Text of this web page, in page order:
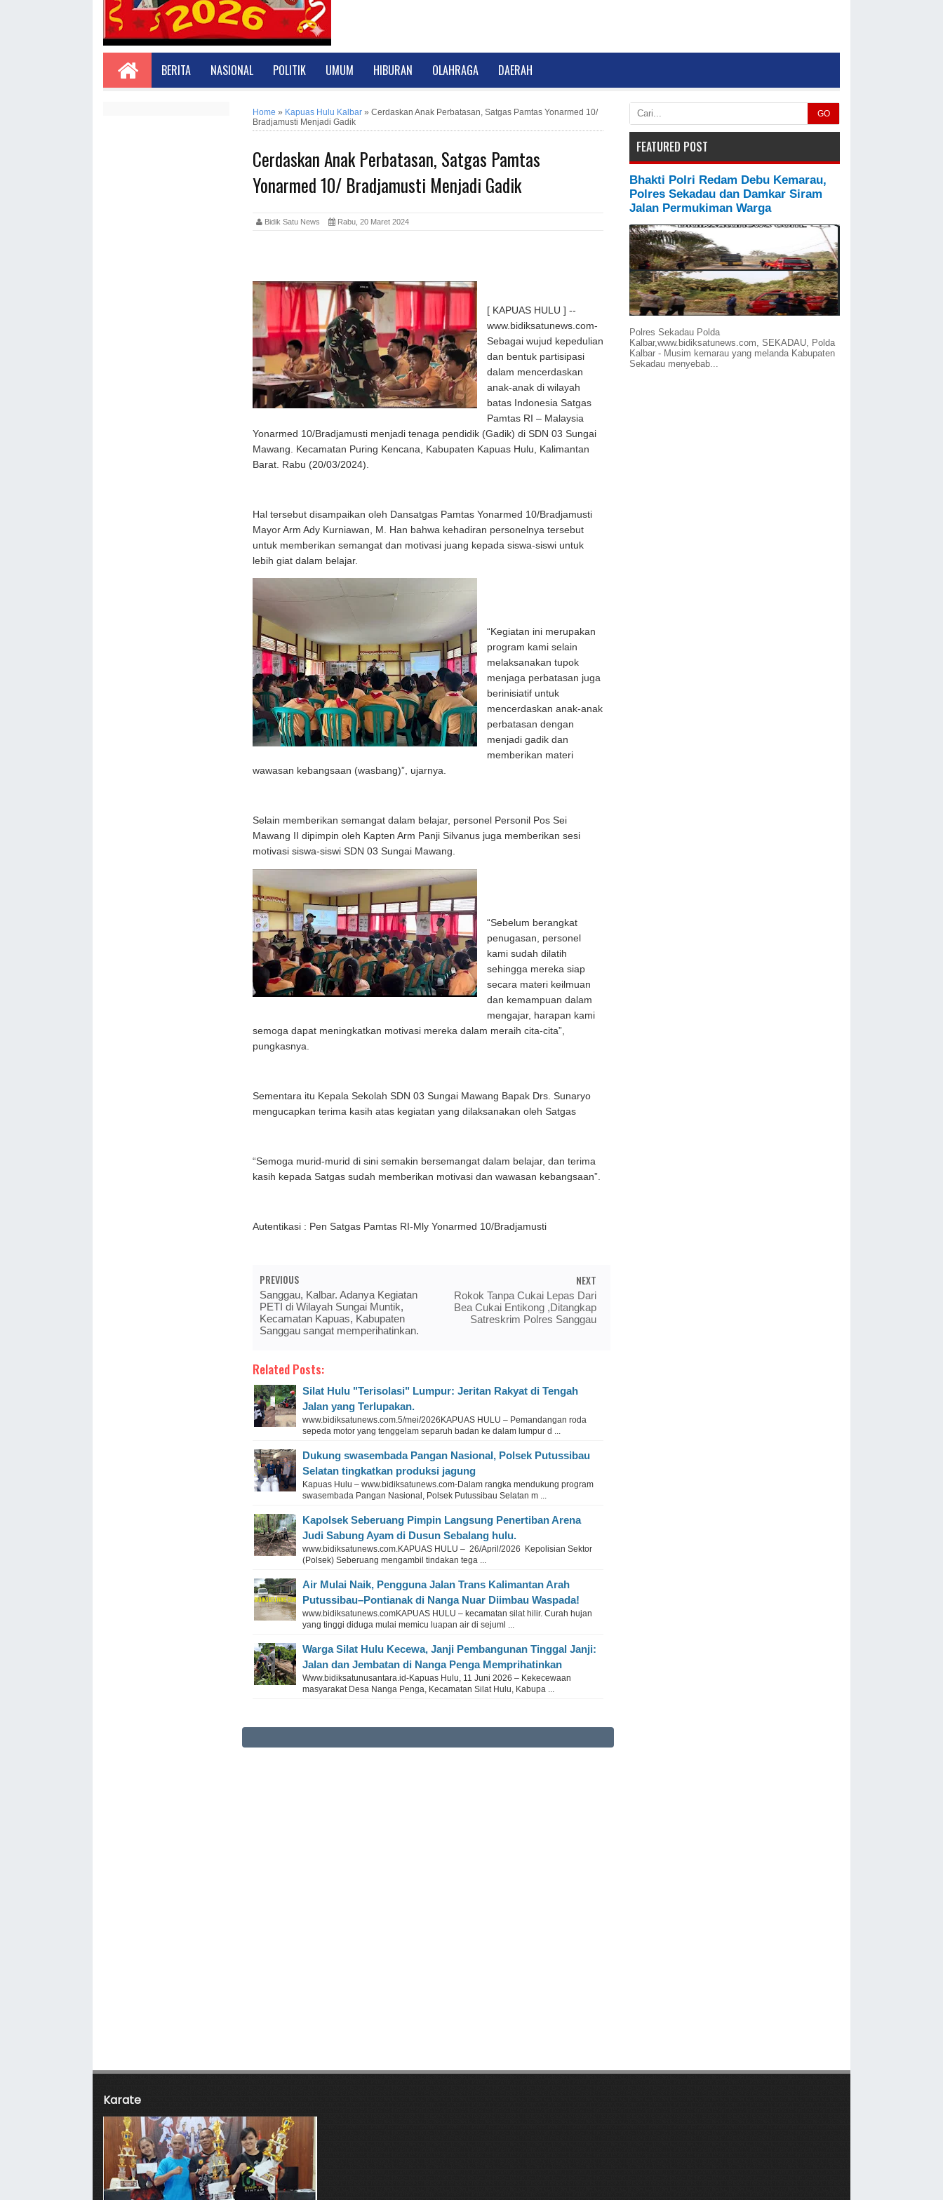
BERITA NASIONAL POLITIK UMUM HIBURAN OLAHRAGA DAERAH
Home » Kapuas Hulu Kalbar » Cerdaskan Anak Perbatasan, Satgas Pamtas Yonarmed 10/
Bradjamusti Menjadi Gadik
Cerdaskan Anak Perbatasan, Satgas Pamtas
Yonarmed 10/ Bradjamusti Menjadi Gadik
Bidik Satu News Rabu, 20 Maret 2024
[ KAPUAS HULU ] --
www.bidiksatunews.com-
Sebagai wujud kepedulian
dan bentuk partisipasi
dalam mencerdaskan
anak-anak di wilayah
batas Indonesia Satgas
Pamtas RI – Malaysia
Yonarmed 10/Bradjamusti menjadi tenaga pendidik (Gadik) di SDN 03 Sungai
Mawang. Kecamatan Puring Kencana, Kabupaten Kapuas Hulu, Kalimantan
Barat. Rabu (20/03/2024).
Hal tersebut disampaikan oleh Dansatgas Pamtas Yonarmed 10/Bradjamusti
Mayor Arm Ady Kurniawan, M. Han bahwa kehadiran personelnya tersebut
untuk memberikan semangat dan motivasi juang kepada siswa-siswi untuk
lebih giat dalam belajar.
“Kegiatan ini merupakan
program kami selain
melaksanakan tupok
menjaga perbatasan juga
berinisiatif untuk
mencerdaskan anak-anak
perbatasan dengan
menjadi gadik dan
memberikan materi
wawasan kebangsaan (wasbang)”, ujarnya.
Selain memberikan semangat dalam belajar, personel Personil Pos Sei
Mawang II dipimpin oleh Kapten Arm Panji Silvanus juga memberikan sesi
motivasi siswa-siswi SDN 03 Sungai Mawang.
“Sebelum berangkat
penugasan, personel
kami sudah dilatih
sehingga mereka siap
secara materi keilmuan
dan kemampuan dalam
mengajar, harapan kami
semoga dapat meningkatkan motivasi mereka dalam meraih cita-cita”,
pungkasnya.
Sementara itu Kepala Sekolah SDN 03 Sungai Mawang Bapak Drs. Sunaryo
mengucapkan terima kasih atas kegiatan yang dilaksanakan oleh Satgas
“Semoga murid-murid di sini semakin bersemangat dalam belajar, dan terima
kasih kepada Satgas sudah memberikan motivasi dan wawasan kebangsaan”.
Autentikasi : Pen Satgas Pamtas RI-Mly Yonarmed 10/Bradjamusti
PREVIOUS
Sanggau, Kalbar. Adanya Kegiatan
PETI di Wilayah Sungai Muntik,
Kecamatan Kapuas, Kabupaten
Sanggau sangat memperihatinkan.
NEXT
Rokok Tanpa Cukai Lepas Dari
Bea Cukai Entikong ,Ditangkap
Satreskrim Polres Sanggau
Related Posts:
Silat Hulu "Terisolasi" Lumpur: Jeritan Rakyat di Tengah
Jalan yang Terlupakan.
www.bidiksatunews.com.5/mei/2026KAPUAS HULU – Pemandangan roda
sepeda motor yang tenggelam separuh badan ke dalam lumpur d ...
Dukung swasembada Pangan Nasional, Polsek Putussibau
Selatan tingkatkan produksi jagung
Kapuas Hulu – www.bidiksatunews.com-Dalam rangka mendukung program
swasembada Pangan Nasional, Polsek Putussibau Selatan m ...
Kapolsek Seberuang Pimpin Langsung Penertiban Arena
Judi Sabung Ayam di Dusun Sebalang hulu.
www.bidiksatunews.com.KAPUAS HULU – 26/April/2026 Kepolisian Sektor
(Polsek) Seberuang mengambil tindakan tega ...
Air Mulai Naik, Pengguna Jalan Trans Kalimantan Arah
Putussibau–Pontianak di Nanga Nuar Diimbau Waspada!
www.bidiksatunews.comKAPUAS HULU – kecamatan silat hilir. Curah hujan
yang tinggi diduga mulai memicu luapan air di sejuml ...
Warga Silat Hulu Kecewa, Janji Pembangunan Tinggal Janji:
Jalan dan Jembatan di Nanga Penga Memprihatinkan
Www.bidiksatunusantara.id-Kapuas Hulu, 11 Juni 2026 – Kekecewaan
masyarakat Desa Nanga Penga, Kecamatan Silat Hulu, Kabupa ...
GO
FEATURED POST
Bhakti Polri Redam Debu Kemarau,
Polres Sekadau dan Damkar Siram
Jalan Permukiman Warga
Polres Sekadau Polda
Kalbar,www.bidiksatunews.com, SEKADAU, Polda
Kalbar - Musim kemarau yang melanda Kabupaten
Sekadau menyebab...
Karate